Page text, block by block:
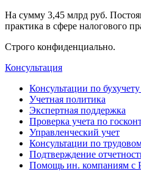
На сумму 3,45 млрд руб.
практика в сфере налогового
Строго конфиденциально.
Консультация
Консультации по
Учетная политика
Экспертная поддержка
Проверка учета по
Управленческий учет
Консультации по
Подтверждение
Помощь ин. компаниям с